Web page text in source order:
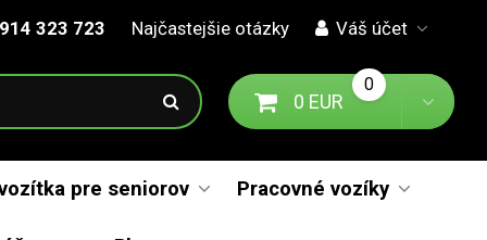
323 723 Najčastejšie otázky Váš účet
Prejsť na košík
0 EUR
0
pre seniorov Pracovné vozíky